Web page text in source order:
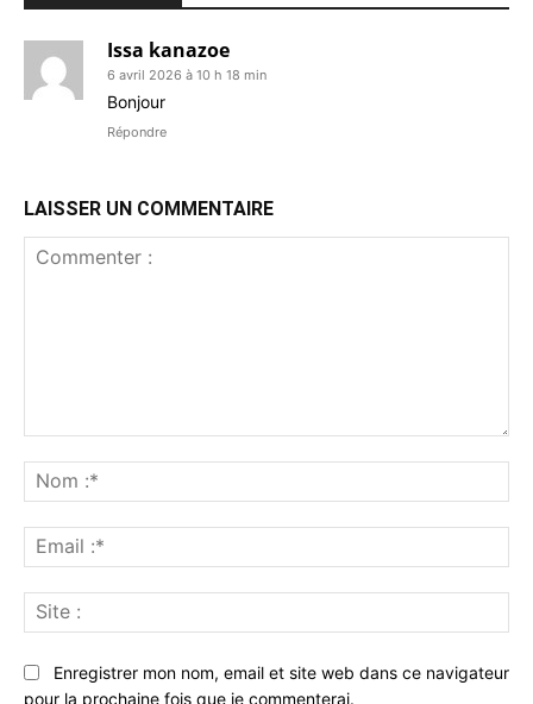
Issa kanazoe
6 avril 2026 à 10 h 18 min
Bonjour
Répondre
LAISSER UN COMMENTAIRE
:*
:*
:
Enregistrer mon nom, email et site web dans ce navigateur
pour la prochaine fois que je commenterai.